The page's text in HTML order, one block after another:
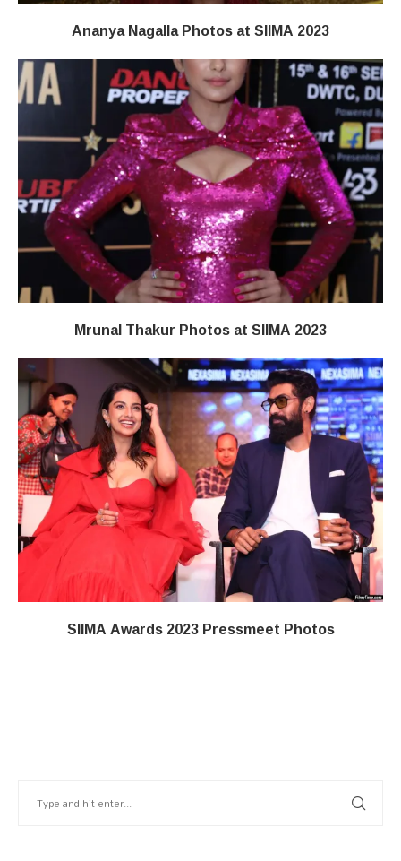
Ananya Nagalla Photos at SIIMA 2023
Mrunal Thakur Photos at SIIMA 2023
SIIMA Awards 2023 Pressmeet Photos